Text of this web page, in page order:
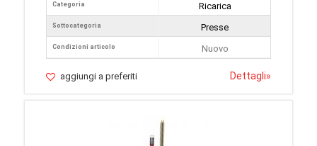
Categoria
Sottocategoria
Condizioni articolo
Ricarica
Presse
Nuovo
aggiungi a preferiti Dettagli»